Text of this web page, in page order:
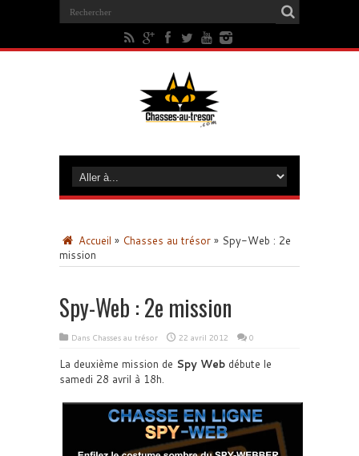
Accueil » Chasses au trésor » Spy-Web : 2e
mission
Spy-Web : 2e mission
Dans Chasses au trésor 22 avril 2012 0
La deuxième mission de Spy Web débute le
samedi 28 avril à 18h.